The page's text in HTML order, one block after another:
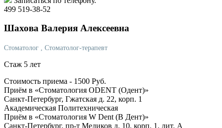
499 519-38-52
Шахова Валерия Алексеевна
Стоматолог , Стоматолог-терапевт
Стаж 5 лет
Стоимость приема - 1500 Руб.
Приём в «Стоматология ODENT (Одент)»
Санкт-Петербург, Гжатская д. 22, корп. 1
Академическая Политехническая
Приём в «Стоматология W Dent (В Дент)»
Санкт-Петербург, пр-т Медиков д. 10, корп. 1, лит. А